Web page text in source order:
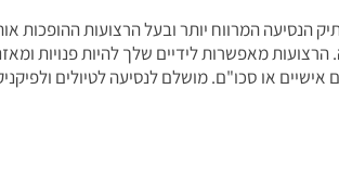
המרווח יותר ובעל הרצועות ההופכות
מאפשרות לידיים שלך להיות פנויות
או סכו"ם. מושלם לנסיעה לטיולים